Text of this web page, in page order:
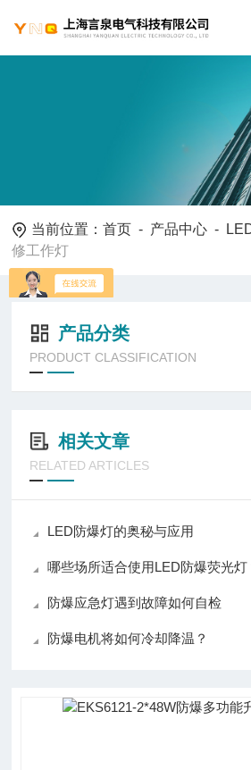
当前位置：首页 - 产品中心 -
修工作灯
产品分类
PRODUCT CLASSIFICATION
相关文章
RELATED ARTICLES
LED防爆灯的奥秘与应用
哪些场所适合使用LED防爆荧光灯
防爆应急灯遇到故障如何自检
防爆电机将如何冷却降温？